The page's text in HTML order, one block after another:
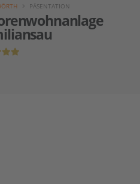
PÄSENTATION